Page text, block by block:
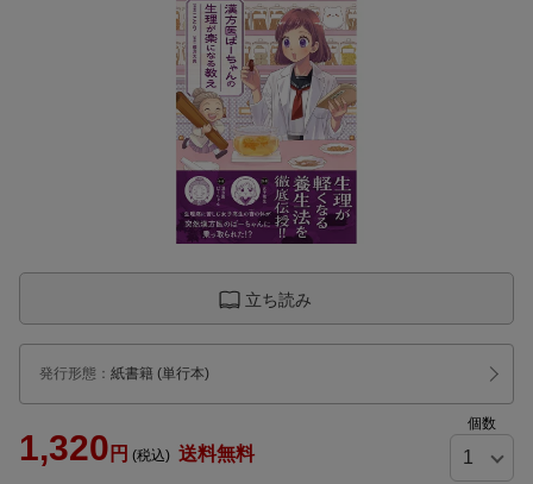
立ち読み
発行形態 ： 紙書籍 (単行本)
1,320 円 (税込) 送料無料
個数